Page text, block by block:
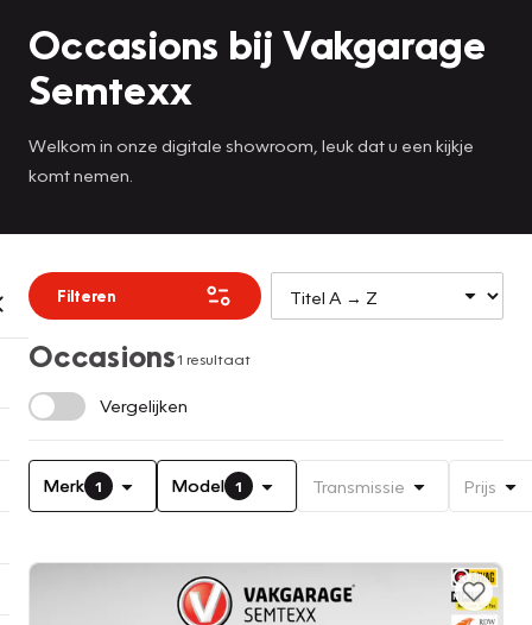
Occasions bij Vakgarage
Semtexx
Welkom in onze digitale showroom, leuk dat u een kijkje
komt nemen.
Filteren
Occasions1 resultaat
Vergelijken
Merk 1 Model 1 Transmissie Prijs